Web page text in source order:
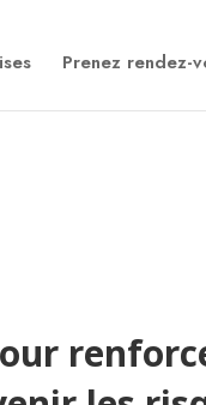
Prenez rendez-